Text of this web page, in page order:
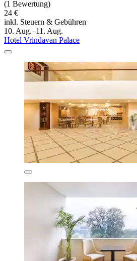
(1 Bewertung)
24 €
inkl. Steuern & Gebühren
10. Aug.–11. Aug.
Hotel Vrindavan Palace